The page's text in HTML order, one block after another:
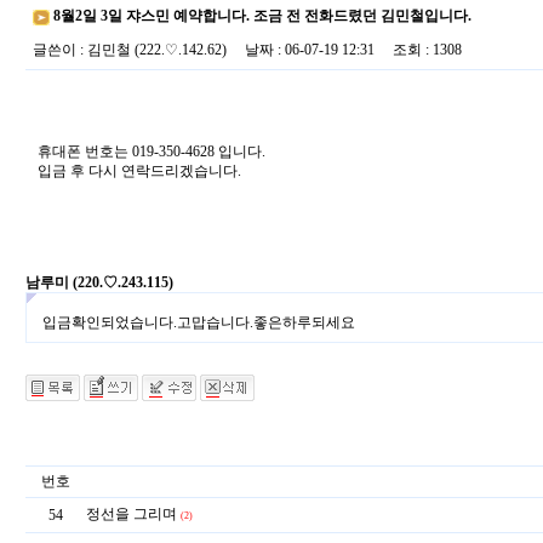
8월2일 3일 쟈스민 예약합니다. 조금 전 전화드렸던 김민철입니다.
글쓴이
: 김민철 (222.♡.142.62) 날짜 : 06-07-19 12:31 조회 : 1308
휴대폰 번호는 019-350-4628 입니다.
입금 후 다시 연락드리겠습니다.
남루미 (220.♡.243.115)
입금확인되었습니다.고맙습니다.좋은하루되세요
번호
54
정선을 그리며 (2)